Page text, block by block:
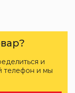
и
телефон и мы